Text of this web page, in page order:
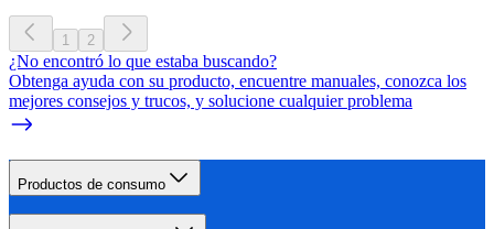
1 2
¿No encontró lo que estaba buscando?
Obtenga ayuda con su producto, encuentre manuales, conozca los
mejores consejos y trucos, y solucione cualquier problema
Productos de consumo